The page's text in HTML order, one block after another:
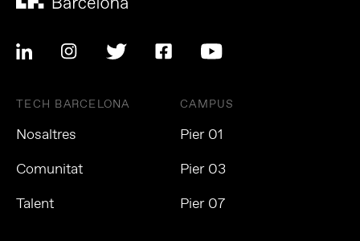
TECH BARCELONA
Nosaltres
Comunitat
Talent
CAMPUS
Pier 01
Pier 03
Pier 07